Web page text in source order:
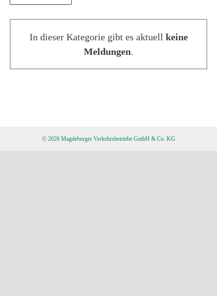
In dieser Kategorie gibt es aktuell keine
Meldungen.
© 2026 Magdeburger Verkehrsbetriebe GmbH & Co. KG